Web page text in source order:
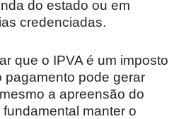
do estado ou em
credenciadas.
que o IPVA é um imposto
pagamento pode gerar
a apreensão do
manter o